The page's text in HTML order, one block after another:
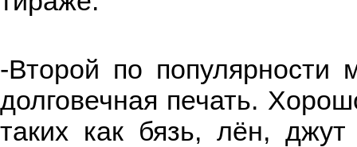
-Второй по
долговечная печать.
таких как бязь, лён,